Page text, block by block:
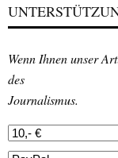
Wenn Ihnen unser
des
Journalismus.